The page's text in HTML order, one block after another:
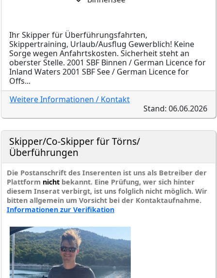
Ihr Skipper für Überführungsfahrten,
Skippertraining, Urlaub/Ausflug Gewerblich! Keine
Sorge wegen Anfahrtskosten. Sicherheit steht an
oberster Stelle. 2001 SBF Binnen / German Licence for
Inland Waters 2001 SBF See / German Licence for
Offs...
Weitere Informationen / Kontakt
Stand: 06.06.2026
Skipper/Co-Skipper für Törns/
Überführungen
Die Postanschrift des Inserenten ist uns als Betreiber der
Plattform nicht bekannt. Eine Prüfung, wer sich hinter
diesem Inserat verbirgt, ist uns folglich nicht möglich. Wir
bitten allgemein um Vorsicht bei der Kontaktaufnahme.
Informationen zur Verifikation